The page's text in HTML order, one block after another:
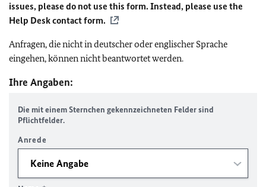
issues, please do not use this form. Instead, please use the
Help Desk contact form.
Anfragen, die nicht in deutscher oder englischer Sprache
eingehen, können nicht beantwortet werden.
Ihre Angaben:
Die mit einem Sternchen gekennzeichneten Felder sind
Pflichtfelder.
Anrede